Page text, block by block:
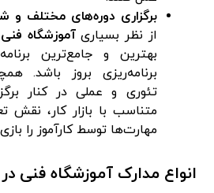
برگزاری دوره‌های مختلف و
از نظر بسیاریآموزشگاه
بهترین و جامع‌ترین
برنامه‌ریزی بروز باشد.
تئوری و عملی در کنار
متناسب با بازار کار، نقش
مهارت‌ها توسط کارآموز را
انواع مدارک آموزشگاه فنی